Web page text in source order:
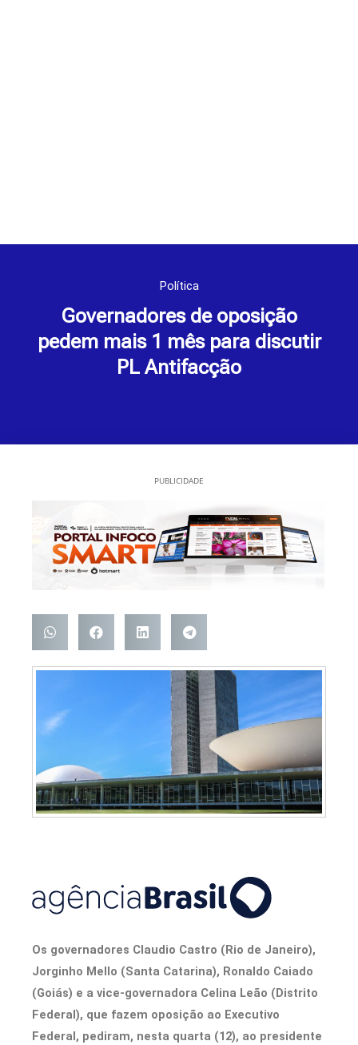
Política
Governadores de oposição
pedem mais 1 mês para discutir
PL Antifacção
PUBLICIDADE
Os governadores Claudio Castro (Rio de Janeiro),
Jorginho Mello (Santa Catarina), Ronaldo Caiado
(Goiás) e a vice-governadora Celina Leão (Distrito
Federal), que fazem oposição ao Executivo
Federal, pediram, nesta quarta (12), ao presidente